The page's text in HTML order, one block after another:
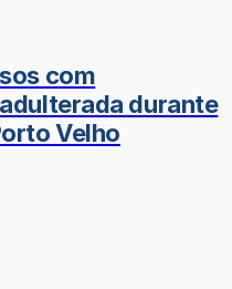
com
durante
Velho